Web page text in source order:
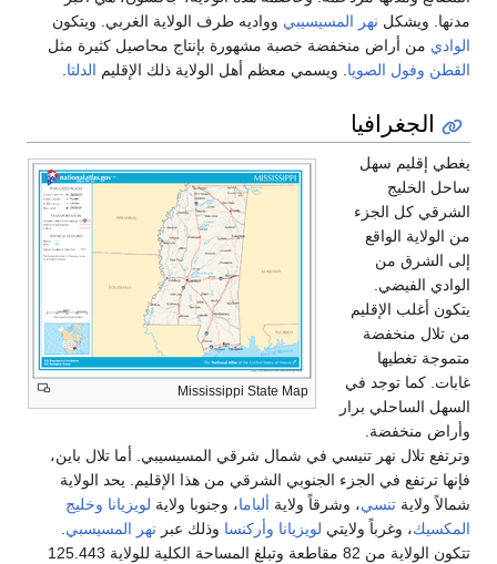
وواديه طرف الولاية الغربي. ويتكون
مشهورة بإنتاج محاصيل كثيرة مثل
معظم أهل الولاية ذلك الإقليمالدلتا .
Mississippi State Map
شمال شرقي المسيسيبي. أما تلال باين،
الشرقي من هذا الإقليم. يحد الولاية
ولايةألباما، وجنوبا ولايةلويزيانا وخليج
لويزيانا وأركنساوذلك عبر نهر المسيسبي.
تتكون الولاية من 82 مقاطعة وتبلغ المساحة الكلية للولاية 125.443